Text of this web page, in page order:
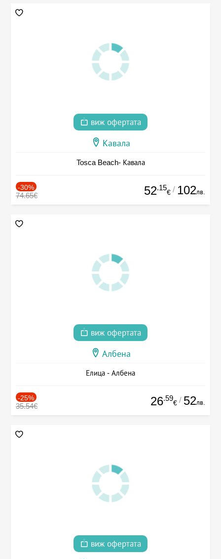
виж офертата
Кавала
Tosca Beach- Кавала
-30%
74.65€ 52.15
€ / 102лв.
виж офертата
Албена
Елица - Албена
-25%
35.54€ 26.59
€ / 52лв.
виж офертата